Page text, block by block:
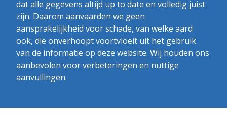
dat alle gegevens altijd up to date en volledig juist
zijn. Daarom aanvaarden we geen
aansprakelijkheid voor schade, van welke aard
ook, die onverhoopt voortvloeit uit het gebruik
van de informatie op deze website. Wij houden ons
aanbevolen voor verbeteringen en nuttige
aanvullingen.